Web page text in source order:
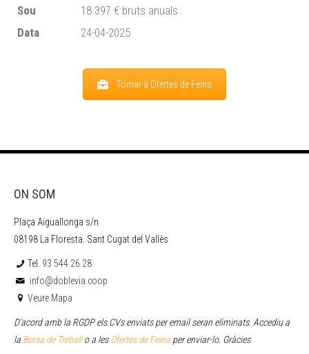
Sou
18.397 € bruts anuals
Data
24-04-2025
Tornar a Ofertes de Feina
ON SOM
Plaça Aiguallonga s/n
08198 La Floresta. Sant Cugat del Vallès
Tel. 93 544 26 28
info@doblevia.coop
Veure Mapa
D’acord amb la RGDP els CVs enviats per email seran eliminats. Accediu a
la Borsa de Treballo a lesOfertes de Feina per enviar-lo. Gràcies